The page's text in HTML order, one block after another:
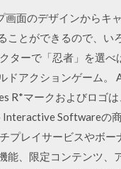
面のデザインからキ
ことができるので、い
ターで「忍者」を選べ
ドアクションゲーム。
R*マークおよびロゴ
Interactive Softwareの
プレイサービスやボー
能、限定コンテンツ、